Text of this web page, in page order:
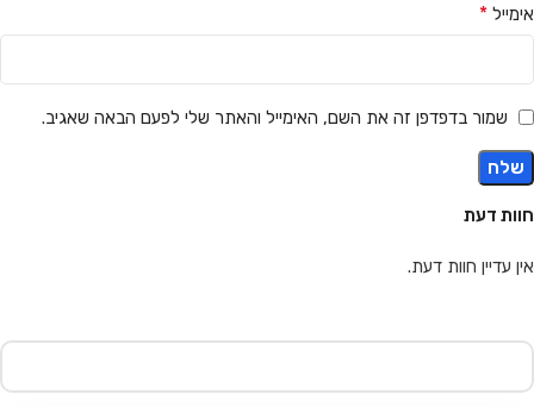
חוות דעת
אין עדיין חוות דעת.
אימייל *
שמור בדפדפן זה את השם, האימייל והאתר שלי לפעם הבאה שאגיב.